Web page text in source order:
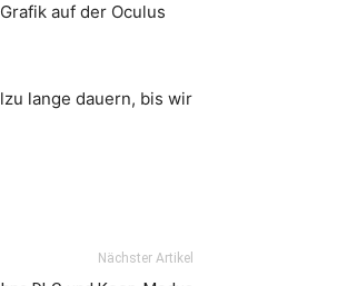
auf der Oculus
lange dauern, bis wir
Nächster Artikel